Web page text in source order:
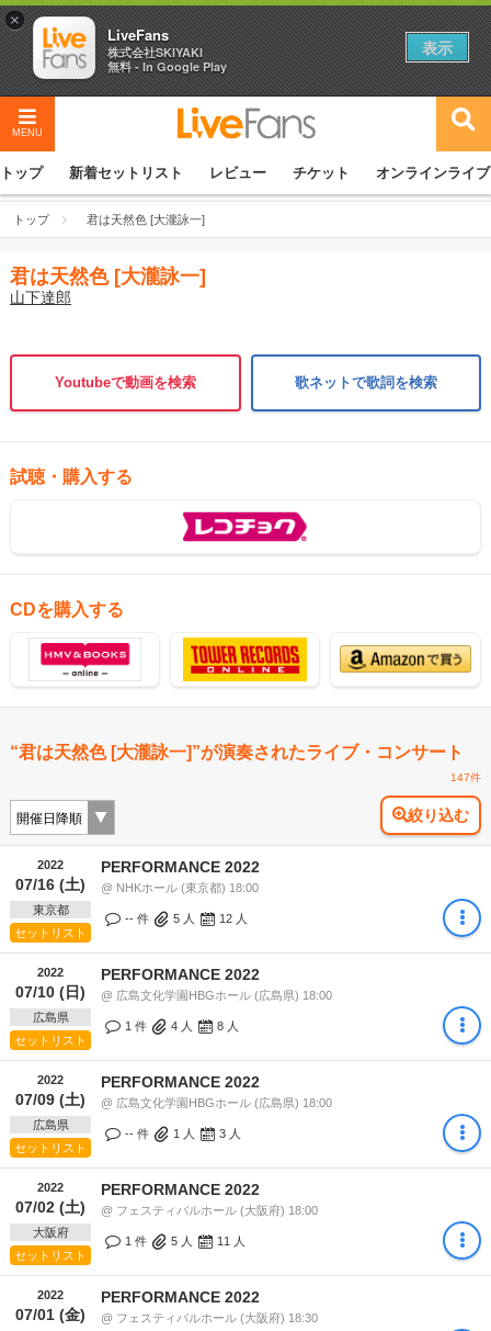
MENU
トップ 新着セットリスト レビュー チケット オンラインライブ
トップ 君は天然色 [大瀧詠一]
君は天然色 [大瀧詠一]
山下達郎
Youtubeで動画を検索 歌ネットで歌詞を検索
試聴・購入する
CDを購入する
“君は天然色 [大瀧詠一]”が演奏されたライブ・コンサート
147件
絞り込む
2022
07/16 (土)
東京都
セットリスト
PERFORMANCE 2022
@ NHKホール (東京都) 18:00
-- 件 5 人 12 人
2022
07/10 (日)
広島県
セットリスト
PERFORMANCE 2022
@ 広島文化学園HBGホール (広島県) 18:00
1 件 4 人 8 人
2022
07/09 (土)
広島県
セットリスト
PERFORMANCE 2022
@ 広島文化学園HBGホール (広島県) 18:00
-- 件 1 人 3 人
2022
07/02 (土)
大阪府
セットリスト
PERFORMANCE 2022
@ フェスティバルホール (大阪府) 18:00
1 件 5 人 11 人
2022
07/01 (金)
PERFORMANCE 2022
@ フェスティバルホール (大阪府) 18:30
×
LiveFans
株式会社SKIYAKI
無料 - In Google Play
表示